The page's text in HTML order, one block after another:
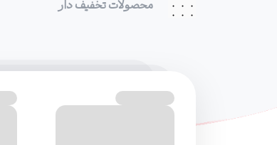
محصولات تخفیف دار